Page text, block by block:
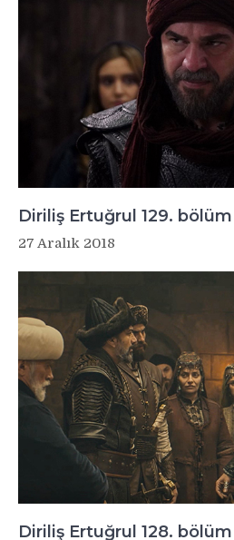
Diriliş Ertuğrul 129.
27 Aralık 2018
Diriliş Ertuğrul 128.